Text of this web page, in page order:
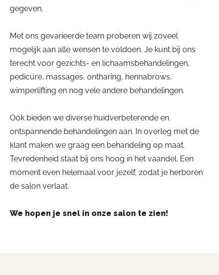
gegeven.
Met ons gevarieerde team proberen wij zoveel
mogelijk aan alle wensen te voldoen. Je kunt bij ons
terecht voor gezichts- en lichaamsbehandelingen,
pedicure, massages, ontharing, hennabrows,
wimperlifting en nog vele andere behandelingen.
Ook bieden we diverse huidverbeterende en
ontspannende behandelingen aan. In overleg met de
klant maken we graag een behandeling op maat.
Tevredenheid staat bij ons hoog in het vaandel. Een
moment even helemaal voor jezelf, zodat je herboren
de salon verlaat.
We hopen je snel in onze salon te zien!